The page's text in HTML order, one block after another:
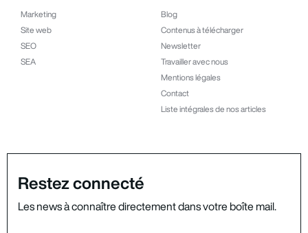
Marketing
Site web
SEO
SEA
Blog
Contenus à télécharger
Newsletter
Travailler avec nous
Mentions légales
Contact
Liste intégrales de nos articles
Restez connecté
Les news à connaître directement dans votre boîte mail.